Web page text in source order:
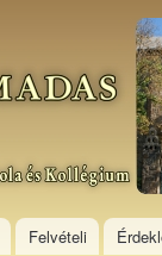
Felvételi